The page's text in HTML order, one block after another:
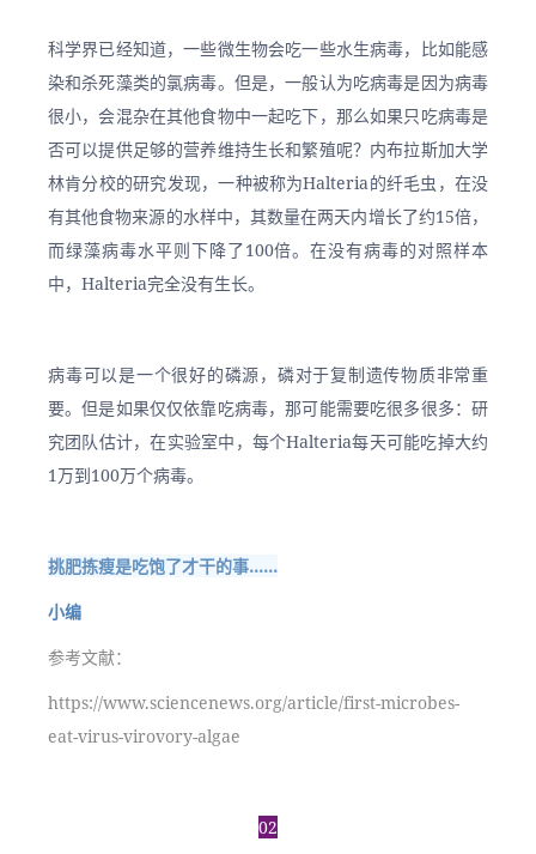
科学界已经知道，一些微生物会吃一些水生病毒，比如能感
染和杀死藻类的氯病毒。但是，一般认为吃病毒是因为病毒
很小，会混杂在其他食物中一起吃下，那么如果只吃病毒是
否可以提供足够的营养维持生长和繁殖呢？内布拉斯加大学
林肯分校的研究发现，一种被称为Halteria的纤毛虫，在没
有其他食物来源的水样中，其数量在两天内增长了约15倍，
而绿藻病毒水平则下降了100倍。在没有病毒的对照样本
中，Halteria完全没有生长。
病毒可以是一个很好的磷源，磷对于复制遗传物质非常重
要。但是如果仅仅依靠吃病毒，那可能需要吃很多很多：研
究团队估计，在实验室中，每个Halteria每天可能吃掉大约
1万到100万个病毒。
挑肥拣瘦是吃饱了才干的事……
小编
参考文献：
https://www.sciencenews.org/article/first-microbes-
eat-virus-virovory-algae
02